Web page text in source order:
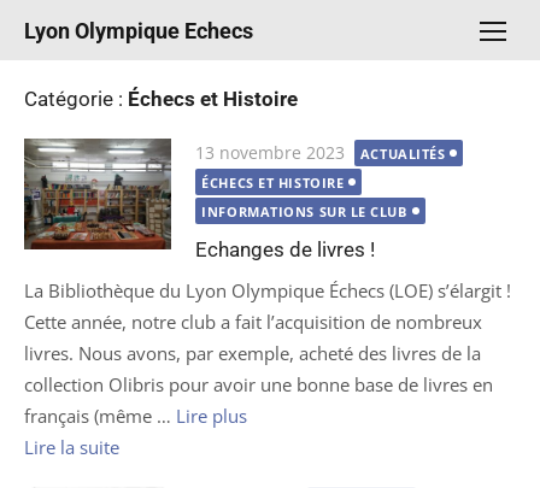
Lyon Olympique Echecs
Catégorie : Échecs et Histoire
Publié
le
13 novembre 2023
ACTUALITÉS
ÉCHECS ET HISTOIRE
INFORMATIONS SUR LE CLUB
Echanges de livres !
La Bibliothèque du Lyon Olympique Échecs (LOE) s’élargit !
Cette année, notre club a fait l’acquisition de nombreux
livres. Nous avons, par exemple, acheté des livres de la
collection Olibris pour avoir une bonne base de livres en
français (même … Lire plus
Lire la suite